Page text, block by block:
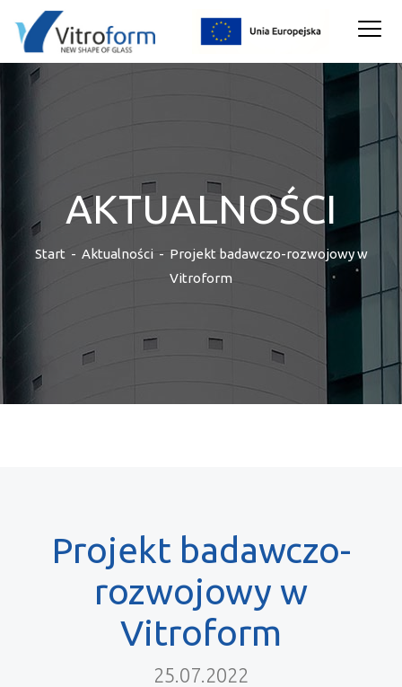
AKTUALNOŚCI
Start- Aktualności- Projekt badawczo-rozwojowy w
Vitroform
Projekt badawczo-
rozwojowy w
Vitroform
25.07.2022